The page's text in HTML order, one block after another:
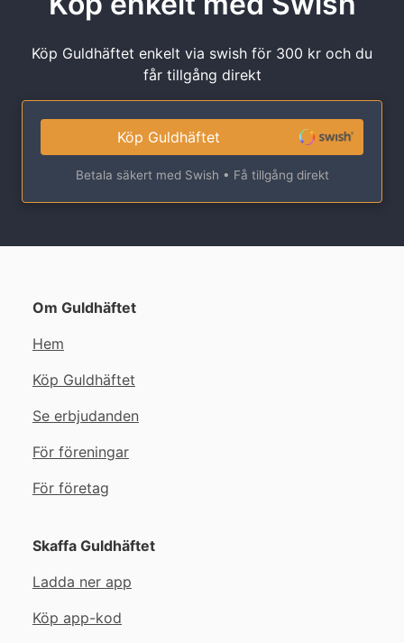
Köp Guldhäftet enkelt via swish för 300 kr och du
får tillgång direkt
Köp Guldhäftet
Betala säkert med Swish • Få tillgång direkt
Om Guldhäftet
Hem
Köp Guldhäftet
Se erbjudanden
För föreningar
För företag
Skaffa Guldhäftet
Ladda ner app
Köp app-kod